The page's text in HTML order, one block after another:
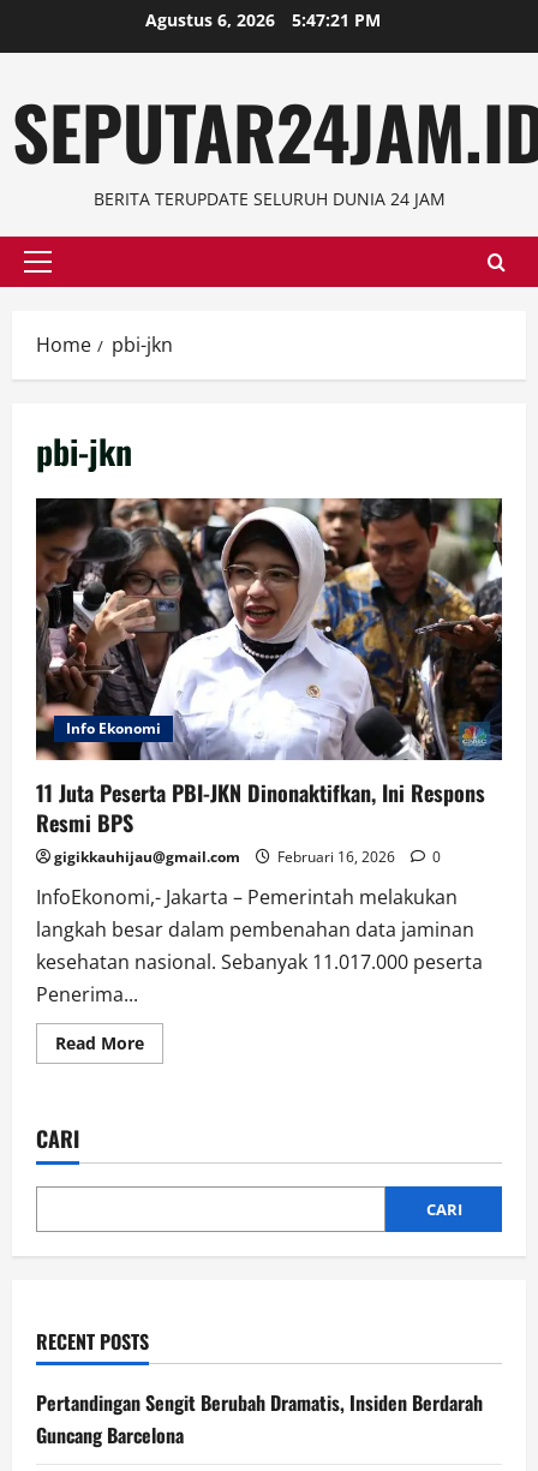
to
Agustus 6, 2026 5:47:21 PM
BERITA TERUPDATE SELURUH DUNIA 24 JAM
Primary
Home pbi-jkn
pbi-jkn
Info Ekonomi
11 Juta Peserta PBI-JKN Dinonaktifkan, Ini Respons
Resmi BPS
gigikkauhijau@gmail.com Februari 16, 2026 0
InfoEkonomi,- Jakarta – Pemerintah melakukan
langkah besar dalam pembenahan data jaminan
kesehatan nasional. Sebanyak 11.017.000 peserta
Penerima...
Read MoreRead
more
JKN
Ini
Resmi
CARI
CARI
RECENT POSTS
Pertandingan Sengit Berubah Dramatis, Insiden Berdarah
Guncang Barcelona